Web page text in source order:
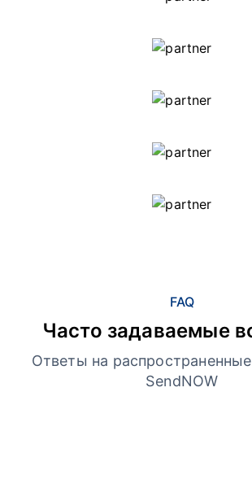
FAQ
Часто задаваемые
Ответы на
SendNOW